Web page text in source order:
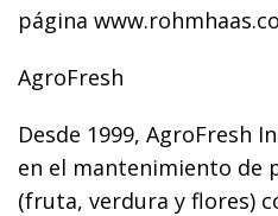
página
AgroFresh
Desde 1999, AgroFresh
en el mantenimiento de
(fruta, verdura y flores)